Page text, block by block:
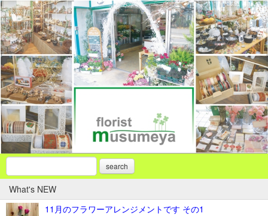
search
What's NEW
11月のフラワーアレンジメントです その1